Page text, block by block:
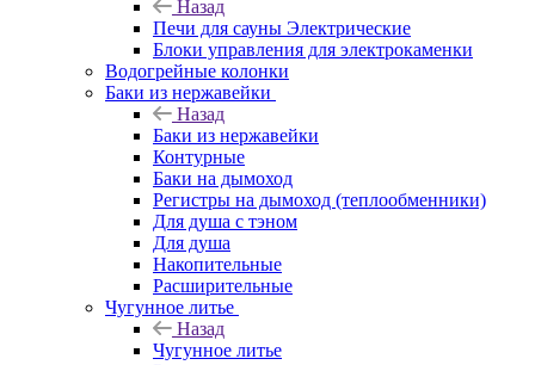
Назад
Печи для сауны Электрические
Блоки управления для электрокаменки
Водогрейные колонки
Баки из нержавейки
Назад
Баки из нержавейки
Контурные
Баки на дымоход
Регистры на дымоход (теплообменники)
Для душа с тэном
Для душа
Накопительные
Расширительные
Чугунное литье
Назад
Чугунное литье